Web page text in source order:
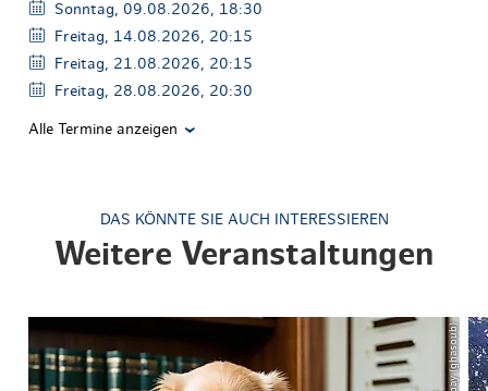
Sonntag, 09.08.2026, 18:30
Freitag, 14.08.2026, 20:15
Freitag, 21.08.2026, 20:15
Freitag, 28.08.2026, 20:30
Alle Termine anzeigen
DAS KÖNNTE SIE AUCH INTERESSIEREN
Weitere Veranstaltungen